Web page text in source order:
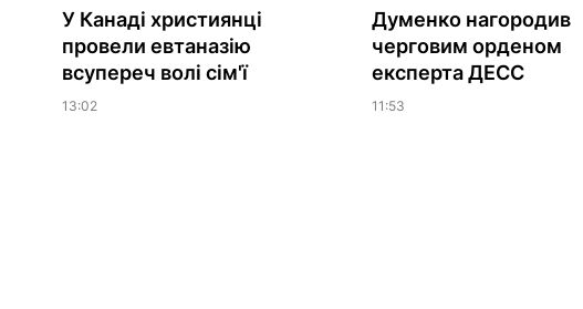
У Канаді християнці
провели евтаназію
всупереч волі сім'ї
13:02
Думенко нагородив
черговим орденом
експерта ДЕСС
11:53